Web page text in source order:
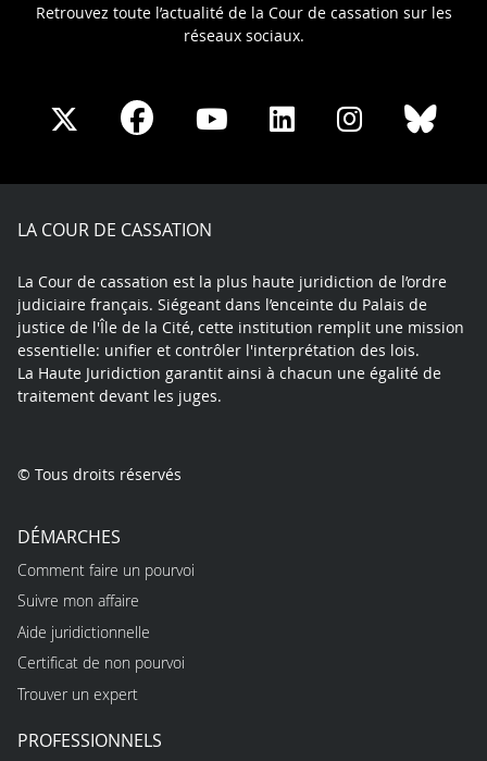
Retrouvez toute l’actualité de la Cour de cassation sur les
réseaux sociaux.
Share
X
Share
Facebook
Share
Youtube
Share
LinkedIn
Share
Instagram
LA COUR DE CASSATION
La Cour de cassation est la plus haute juridiction de l’ordre
judiciaire français. Siégeant dans l’enceinte du Palais de
justice de l'Île de la Cité, cette institution remplit une mission
essentielle: unifier et contrôler l'interprétation des lois.
La Haute Juridiction garantit ainsi à chacun une égalité de
traitement devant les juges.
© Tous droits réservés
DÉMARCHES
Comment faire un pourvoi
Suivre mon affaire
Aide juridictionnelle
Certificat de non pourvoi
Trouver un expert
PROFESSIONNELS